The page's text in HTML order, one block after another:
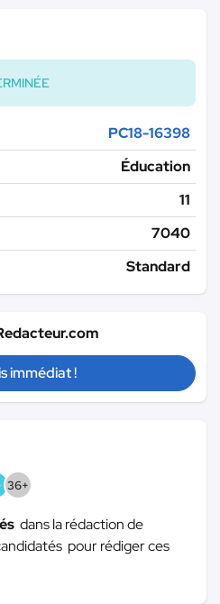
PC18-16398
Éducation
11
7040
Standard
immédiat !
36+
dans la rédaction de
pour rédiger ces